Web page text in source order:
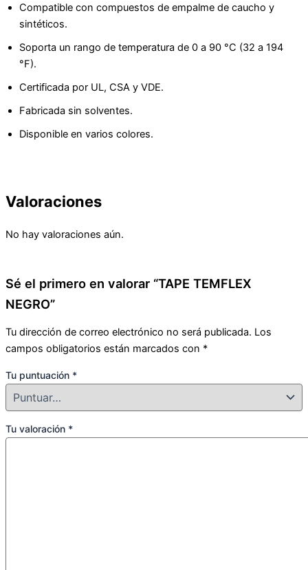
Compatible con compuestos de empalme de caucho y
sintéticos.
Soporta un rango de temperatura de 0 a 90 °C (32 a 194
°F).
Certificada por UL, CSA y VDE.
Fabricada sin solventes.
Disponible en varios colores.
Valoraciones
No hay valoraciones aún.
Sé el primero en valorar “TAPE TEMFLEX
NEGRO”
Tu dirección de correo electrónico no será publicada. Los
campos obligatorios están marcados con *
Tu puntuación *
Tu valoración *